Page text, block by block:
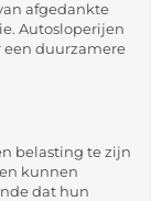
afgedankte
Autosloperijen
een duurzamere
belasting te zijn
kunnen
dat hun